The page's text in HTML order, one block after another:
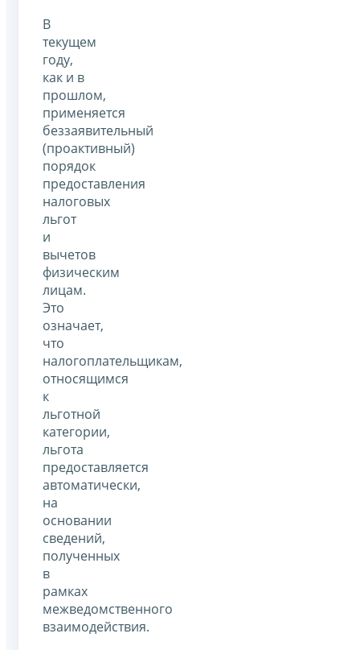
В
текущем
году,
как и в
прошлом,
применяется
беззаявительный
(проактивный)
порядок
предоставления
налоговых
льгот
и
вычетов
физическим
лицам.
Это
означает,
что
налогоплательщикам,
относящимся
к
льготной
категории,
льгота
предоставляется
автоматически,
на
основании
сведений,
полученных
в
рамках
межведомственного
взаимодействия.